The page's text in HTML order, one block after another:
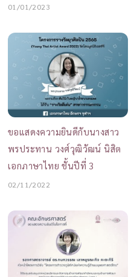
01/01/2023
ขอแสดงความยินดีกับนางสาว
พรประทาน วงศ์วุฒิวัฒน์ นิสิต
เอกภาษาไทย ชั้นปีที่ 3
02/11/2022